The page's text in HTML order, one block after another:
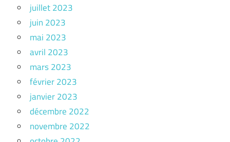
juillet 2023
juin 2023
mai 2023
avril 2023
mars 2023
février 2023
janvier 2023
décembre 2022
novembre 2022